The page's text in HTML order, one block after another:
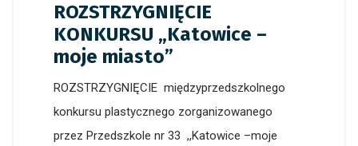
ROZSTRZYGNIĘCIE
KONKURSU „Katowice –
moje miasto”
ROZSTRZYGNIĘCIE międzyprzedszkolnego
konkursu plastycznego zorganizowanego
przez Przedszkole nr 33 ,,Katowice –moje